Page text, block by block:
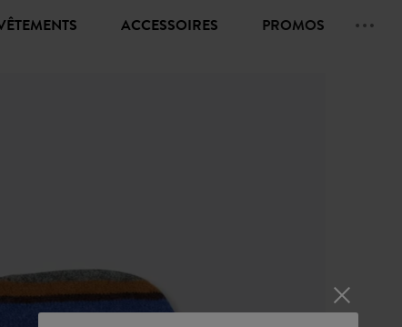
VÊTEMENTS ACCESSOIRES PROMOS